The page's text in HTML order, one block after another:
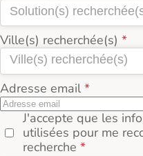
Ville(s) recherchée(s)
Adresse email
J'accepte que les
utilisées pour me
recherche